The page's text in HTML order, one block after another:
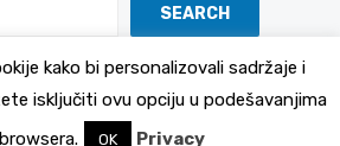
SEARCH
Politika Privatnosti
kako bi personalizovali sadržaje i
isključiti ovu opciju u podešavanjima
OK Privacy